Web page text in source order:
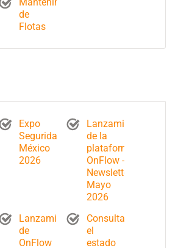
de
Flotas
Expo
Seguridad
México
2026
Lanzamiento
de la
plataforma
OnFlow -
Newsletter
Mayo
2026
Lanzamiento
de
OnFlow
Consulta
el
estado